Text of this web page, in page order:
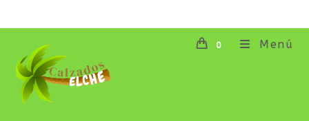
al
contenido
0 Menú